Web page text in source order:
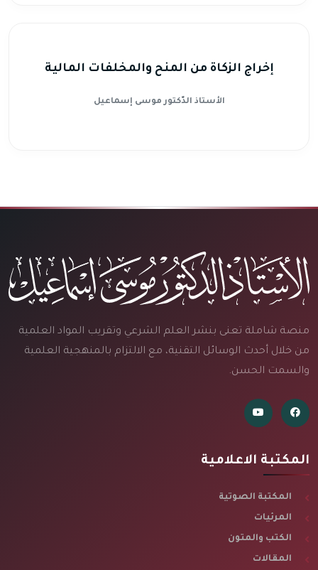
إخراج الزكاة من المنح والمخلفات المالية
الأستاذ الدّكتور موسى إسماعيل
منصة شاملة تعنى بنشر العلم الشرعي وتقريب المواد العلمية
من خلال أحدث الوسائل التقنية، مع الالتزام بالمنهجية العلمية
والسمت الحسن.
المكتبة الاعلامية
المكتبة الصوتية
المرئيات
الكتب والمتون
المقالات